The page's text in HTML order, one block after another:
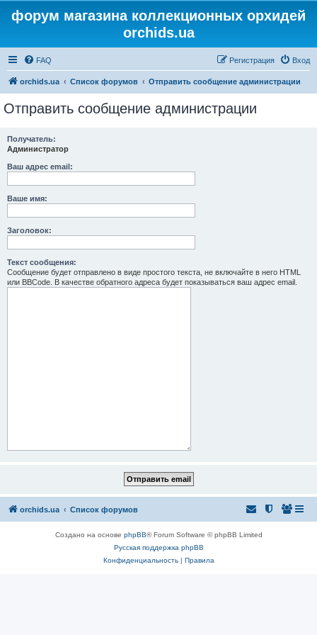
форум магазина коллекционных орхидей
orchids.ua
FAQ Вход
Регистрация
orchids.ua Список форумов Отправить сообщение администрации
Отправить сообщение администрации
Получатель:
Администратор
Ваш адрес email:
Ваше имя:
Заголовок:
Текст сообщения:
Сообщение будет отправлено в виде простого текста, не включайте в него HTML
или BBCode. В качестве обратного адреса будет показываться ваш адрес email.
orchids.ua Список форумов
Создано на основе phpBB® Forum Software © phpBB Limited
Русская поддержка phpBB
Конфиденциальность| Правила